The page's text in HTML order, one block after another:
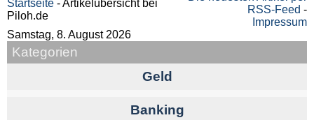
Startseite - Artikelübersicht bei
Piloh.de
RSS-Feed -
Impressum
Samstag, 8. August 2026
Kategorien
Geld
Banking